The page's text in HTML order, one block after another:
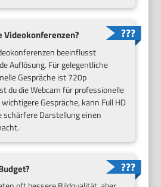
Videokonferenzen?
beeinflusst
Auflösung. Für gelegentliche
Gespräche ist 720p
du die Webcam für professionelle
Gespräche, kann Full HD
schärfere Darstellung einen